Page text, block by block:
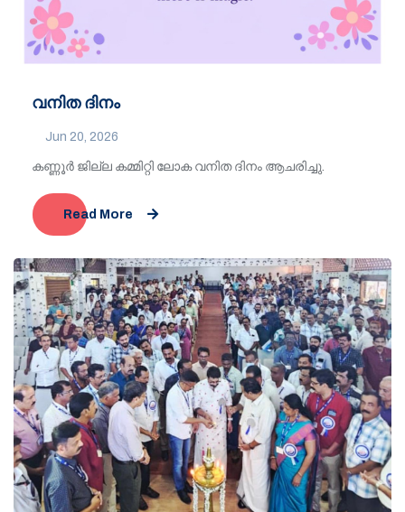
വനിത ദിനം
Jun 20, 2026
കണ്ണൂർ ജില്ല കമ്മിറ്റി ലോക വനിത ദിനം ആചരിച്ചു.
Read More